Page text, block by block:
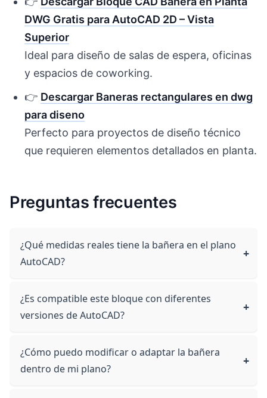
DWG Gratis para AutoCAD 2D – Vista
Superior
Ideal para diseño de salas de espera, oficinas
y espacios de coworking.
👉 Descargar Baneras rectangulares en dwg
para diseno
Perfecto para proyectos de diseño técnico
que requieren elementos detallados en planta.
Preguntas frecuentes
¿Qué medidas reales tiene la bañera en el plano
AutoCAD?
¿Es compatible este bloque con diferentes
versiones de AutoCAD?
¿Cómo puedo modificar o adaptar la bañera
dentro de mi plano?